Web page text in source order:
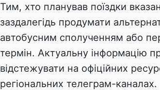
Тим, хто планував поїздки
заздалегідь продумати
автобусним сполученням або
термін. Актуальну інформацію
відстежувати на офіційних
регіональних телеграм-каналах.